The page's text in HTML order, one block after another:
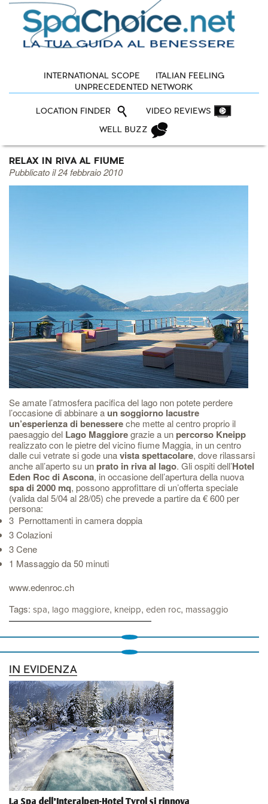
INTERNATIONAL SCOPE
ITALIAN FEELING
UNPRECEDENTED NETWORK
LOCATION FINDER VIDEO REVIEWS
WELL BUZZ
RELAX IN RIVA AL FIUME
Pubblicato il 24 febbraio 2010
Se amate l’atmosfera pacifica del lago non potete perdere
l’occasione di abbinare a un soggiorno lacustre
un’esperienza di benessereche mette al centro proprio il
paesaggio del Lago Maggioregrazie a un percorso Kneipp
realizzato con le pietre del vicino fiume Maggia, in un centro
dalle cui vetrate si gode unavista spettacolare, dove rilassarsi
anche all’aperto su un prato in riva al lago. Gli ospiti dell’Hotel
Eden Roc di Ascona, in occasione dell’apertura della nuova
spa di 2000 mq, possono approfittare di un’offerta speciale
(valida dal 5/04 al 28/05) che prevede a partire da € 600 per
persona:
3 Pernottamenti in camera doppia
3 Colazioni
3 Cene
1 Massaggio da 50 minuti
www.edenroc.ch
Tags: spa, lago maggiore, kneipp, eden roc, massaggio
IN EVIDENZA
La Spa dell'Interalpen-Hotel Tyrol si rinnova